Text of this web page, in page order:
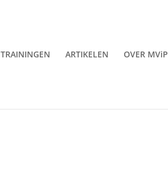
TRAININGEN ARTIKELEN OVER MViP